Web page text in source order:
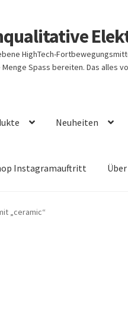
HighTech-
Spass bereiten. Das alles
Neuheiten
Instagramauftritt
„ceramic“